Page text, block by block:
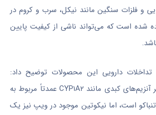
و فلزات سنگین مانند نیکل، سرب و کروم در
شده است که می‌تواند ناشی از کیفیت پایین
تداخلات دارویی این محصولات توضیح داد:
اگرچه اثر کلاسیک بر آنزیم‌های کبدی مانند CYP۱A۲ عمدتاً مربوط به
است، اما نیکوتین موجود در ویپ نیز یک